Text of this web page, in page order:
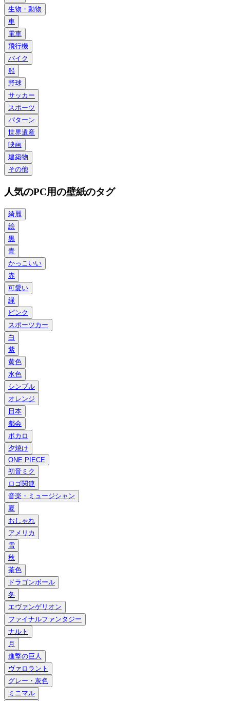
生物・動物
車
電車
飛行機
バイク
船
野球
サッカー
スポーツ
パターン
世界遺産
映画
建築物
その他
人気のPC用の壁紙のタグ
綺麗
絵
黒
青
かっこいい
赤
可愛い
緑
ピンク
スポーツカー
白
紫
黄色
水色
シンプル
オレンジ
日本
都会
ボカロ
夕焼け
ONE PIECE
初音ミク
ロゴ関連
音楽・ミュージシャン
夏
おしゃれ
アメリカ
雪
秋
茶色
ドラゴンボール
冬
エヴァンゲリオン
ファイナルファンタジー
ナルト
月
進撃の巨人
ヴァロラント
グレー・灰色
ミニマル